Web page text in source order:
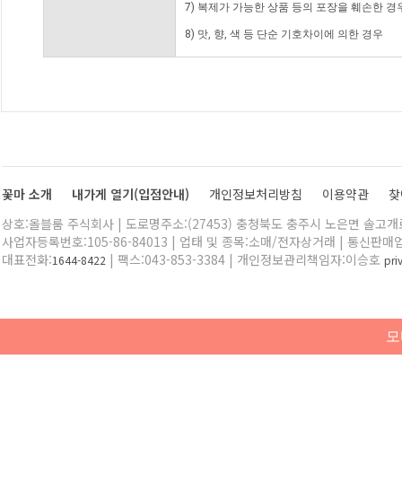
7) 복제가 가능한 상품 등의 포장을 훼손한 경
8) 맛, 향, 색 등 단순 기호차이에 의한 경우
꽃마 소개 내가게 열기(입점안내) 개인정보처리방침 이용약관
상호:올블룸 주식회사 | 도로명주소:(27453) 충청북도 충주시 노은면 솔고
사업자등록번호:105-86-84013 | 업태 및 종목:소매/전자상거래 | 통신판매
대표전화:1644-8422 | 팩스:043-853-3384 | 개인정보관리책임자:이승호